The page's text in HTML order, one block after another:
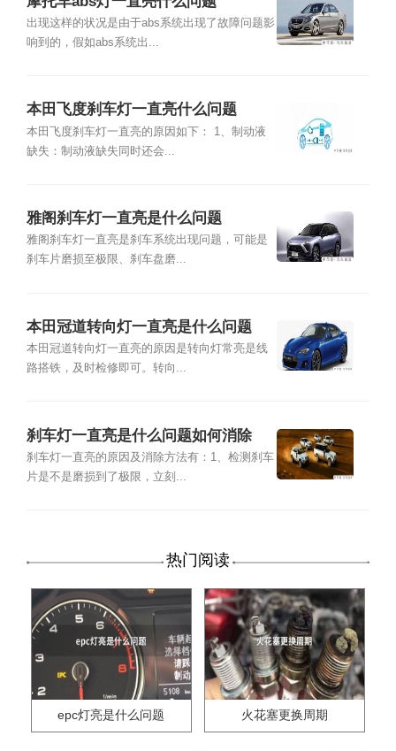
出现这样的状况是由于abs系统出现了故障问题影
响到的，假如abs系统出...
本田飞度刹车灯一直亮什么问题
本田飞度刹车灯一直亮的原因如下： 1、制动液
缺失：制动液缺失同时还会...
雅阁刹车灯一直亮是什么问题
雅阁刹车灯一直亮是刹车系统出现问题，可能是
刹车片磨损至极限、刹车盘磨...
本田冠道转向灯一直亮是什么问题
本田冠道转向灯一直亮的原因是转向灯常亮是线
路搭铁，及时检修即可。转向...
刹车灯一直亮是什么问题如何消除
刹车灯一直亮的原因及消除方法有：1、检测刹车
片是不是磨损到了极限，立刻...
热门阅读
epc灯亮是什么问题 火花塞更换周期